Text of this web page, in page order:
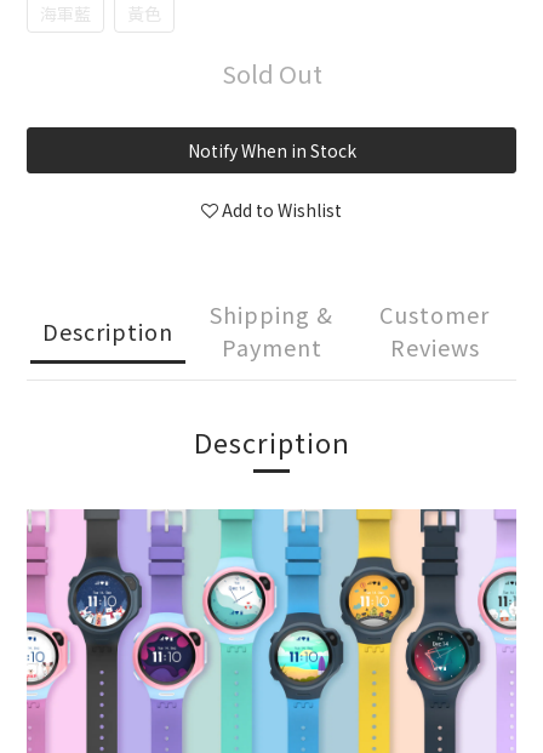
海軍藍
黃色
Sold Out
Notify When in Stock
Add to Wishlist
Description
Shipping &
Payment
Customer
Reviews
Description